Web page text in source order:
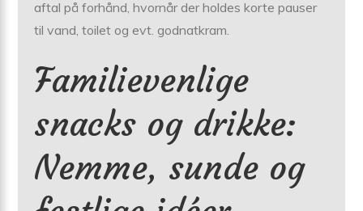
aftal på forhånd, hvornår der holdes korte pauser
til vand, toilet og evt. godnatkram.
Familievenlige
snacks og drikke:
Nemme, sunde og